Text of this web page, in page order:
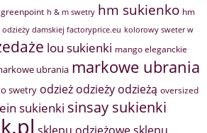
greenpoint h & m swetry hm sukienko hm
damskiej factoryprice.eu kolorowy sweter w
lou sukienki mango eleganckie
ubrania markowe ubrania
swetry odzież odzieży odzieżą oversized
sukienki sinsay sukienki